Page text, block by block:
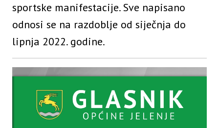
sportske manifestacije. Sve napisano
odnosi se na razdoblje od siječnja do
lipnja 2022. godine.